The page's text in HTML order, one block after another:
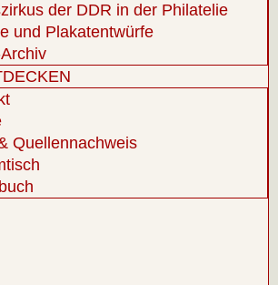
der DDR in der Philatelie
und Plakatentwürfe
Quellennachweis